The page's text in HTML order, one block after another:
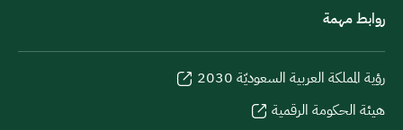
روابط مهمة
رؤية المملكة العربية السعوديّة 2030
هيئة الحكومة الرقمية